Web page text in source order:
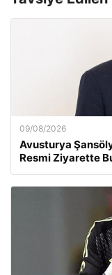
09/08/2026
Avusturya
Resmi Ziyarette